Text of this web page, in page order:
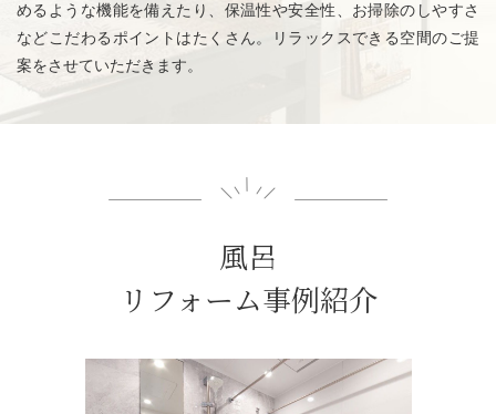
めるような機能を備えたり、保温性や安全性、お掃除のしやすさ
などこだわるポイントはたくさん。リラックスできる空間のご提
案をさせていただきます。
風呂
リフォーム事例紹介